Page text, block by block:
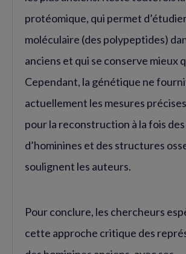
protéomique, qui permet
moléculaire (des polypeptides)
anciens et qui se conserve mieux
Cependant, la génétique ne
actuellement les mesures
pour la reconstruction à la fois
d’hominines et des structures
soulignent les auteurs.
Pour conclure, les chercheurs
cette approche critique des